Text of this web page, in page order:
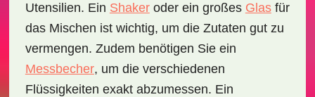
Utensilien. Ein Shakeroder ein großes Glasfür
das Mischen ist wichtig, um die Zutaten gut zu
vermengen. Zudem benötigen Sie ein
Messbecher, um die verschiedenen
Flüssigkeiten exakt abzumessen. Ein